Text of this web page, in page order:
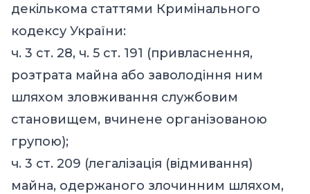
декількома статтями Кримінального
кодексу України:
ч. 3 ст. 28, ч. 5 ст. 191 (привласнення,
розтрата майна або заволодіння ним
шляхом зловживання службовим
становищем, вчинене організованою
групою);
ч. 3 ст. 209 (легалізація (відмивання)
майна, одержаного злочинним шляхом,